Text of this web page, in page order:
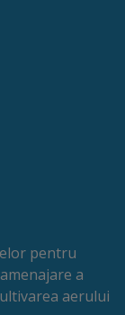
pentru
a
aerului